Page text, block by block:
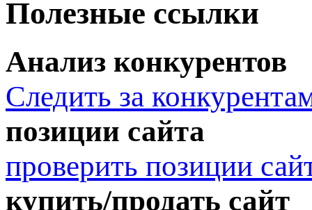
Полезные ссылки
Анализ конкурентов
Следить за
позиции сайта
проверить позиции
купить/продать сайт